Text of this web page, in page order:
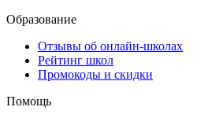
Образование
Отзывы об онлайн-школах
Рейтинг школ
Промокоды и скидки
Помощь